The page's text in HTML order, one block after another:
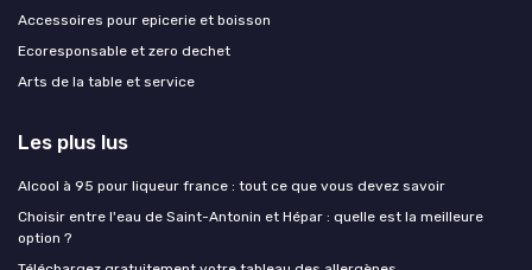
Accessoires pour epicerie et boisson
Ecoresponsable et zero dechet
Arts de la table et service
Les plus lus
Alcool à 95 pour liqueur france : tout ce que vous devez savoir
Choisir entre l'eau de Saint-Antonin et Hépar : quelle est la meilleure
option ?